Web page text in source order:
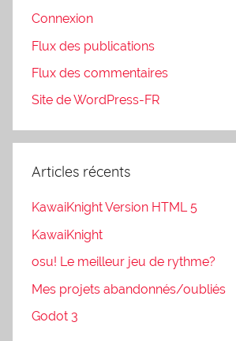
Connexion
Flux des publications
Flux des commentaires
Site de WordPress-FR
Articles récents
KawaiKnight Version HTML 5
KawaiKnight
osu! Le meilleur jeu de rythme?
Mes projets abandonnés/oubliés
Godot 3